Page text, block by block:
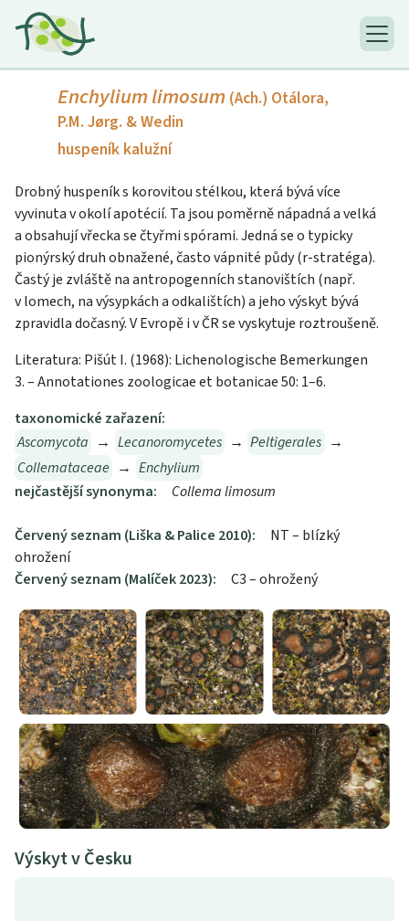
Enchylium limosum (Ach.) Otálora,
P.M. Jørg. & Wedin
huspeník kalužní
Drobný huspeník s korovitou stélkou, která bývá více
vyvinuta v okolí apotécií. Ta jsou poměrně nápadná a velká
a obsahují vřecka se čtyřmi spórami. Jedná se o typicky
pionýrský druh obnažené, často vápnité půdy (r-stratéga).
Častý je zvláště na antropogenních stanovištích (např.
v lomech, na výsypkách a odkalištích) a jeho výskyt bývá
zpravidla dočasný. V Evropě i v ČR se vyskytuje roztroušeně.
Literatura: Pišút I. (1968): Lichenologische Bemerkungen
3. – Annotationes zoologicae et botanicae 50: 1–6.
taxonomické zařazení:
Ascomycota → Lecanoromycetes → Peltigerales →
Collemataceae → Enchylium
nejčastější synonyma:
Collema limosum
Červený seznam (Liška & Palice 2010):
NT – blízký
ohrožení
Červený seznam (Malíček 2023):
C3 – ohrožený
Výskyt v Česku